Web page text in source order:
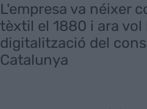
L'empresa va néixer
tèxtil el 1880 i ara vol
digitalització del
Catalunya